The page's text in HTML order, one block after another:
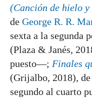
(Canción de hielo y
de George R. R.
sexta a la segunda
(Plaza & Janés,
puesto—; Finales
(Grijalbo, 2018), de
segundo al cuarto